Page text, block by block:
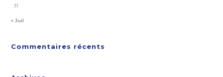
31
« Juil
Commentaires récents